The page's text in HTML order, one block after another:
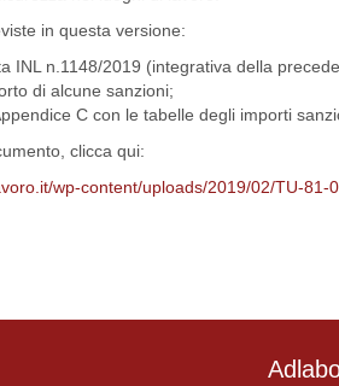
in questa versione:
INL n.1148/2019 (integrativa della
di alcune sanzioni;
C con le tabelle degli importi
clicca qui:
wp-content/uploads/2019/02/TU-